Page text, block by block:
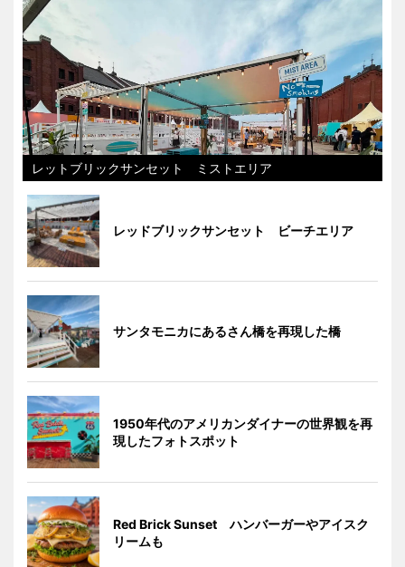
レットブリックサンセット ミストエリア
レッドブリックサンセット ビーチエリア
サンタモニカにあるさん橋を再現した橋
1950年代のアメリカンダイナーの世界観を再
現したフォトスポット
Red Brick Sunset ハンバーガーやアイスク
リームも